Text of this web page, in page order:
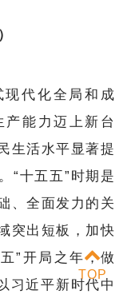
代化全局和成
产能力迈上新台
生活水平显著提
“十五五”时期是
、全面发力的关
突出短板，加快
”开局之年，做
习近平新时代中
TOP